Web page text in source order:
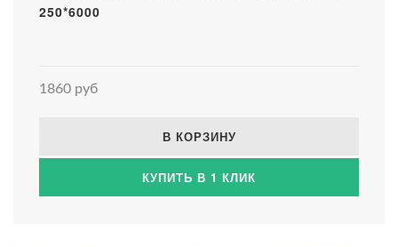
250*6000
1860 руб
В КОРЗИНУ
КУПИТЬ В 1 КЛИК